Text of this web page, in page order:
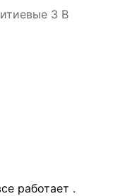
3 В
работает .